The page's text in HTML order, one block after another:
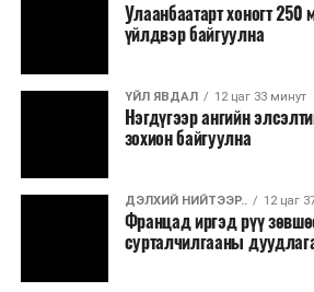
Улаанбаатарт хоногт 250
үйлдвэр байгуулна
ҮЙЛ ЯВДАЛ 12 цаг 33 минут
Нэгдүгээр ангийн
зохион байгуулна
ДЭЛХИЙ НИЙТЭЭР.. 12 цаг
Францад иргэд рүү
сурталчилгааны